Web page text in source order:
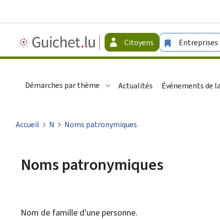
Guichet.lu
-
Citoyens Entreprises
Démarches par thème Actualités Événements de
Accueil N Noms patronymiques
Noms patronymiques
Nom de famille d'une personne.